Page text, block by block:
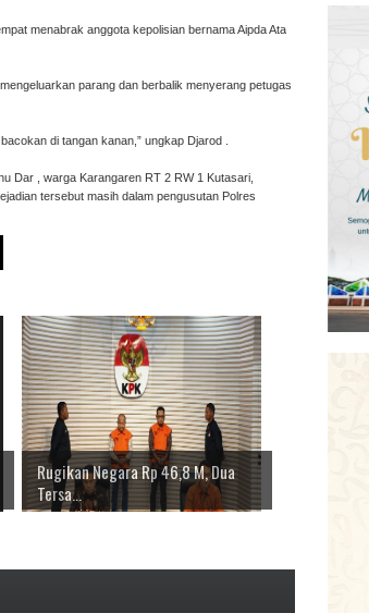
menabrak anggota kepolisian bernama Aipda Ata
parang dan berbalik menyerang petugas
di tangan kanan,” ungkap Djarod .
Dar , warga Karangaren RT 2 RW 1 Kutasari,
tersebut masih dalam pengusutan Polres
Rugikan Negara Rp 46,8 M, Dua
Tersa...